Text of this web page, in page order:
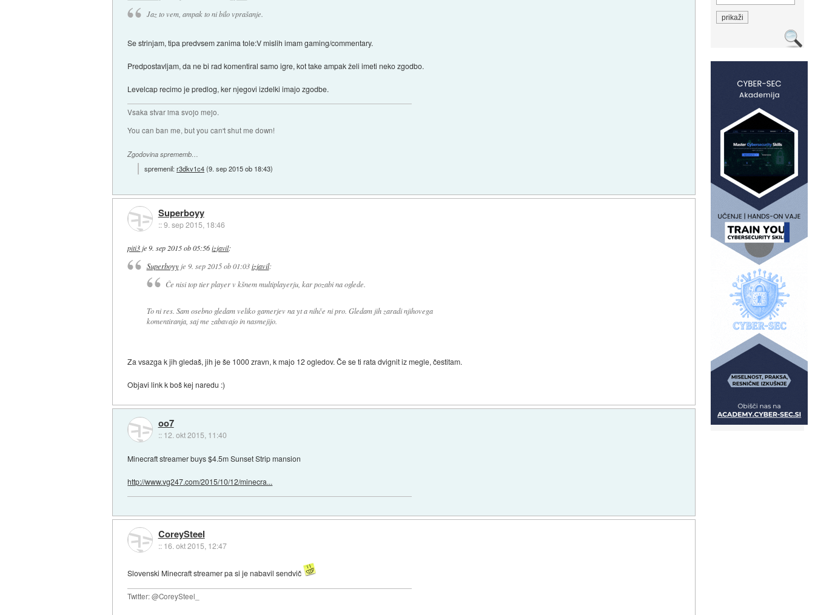
Jaz to vem, ampak to ni bilo vprašanje.
Se strinjam, tipa predvsem zanima tole:V mislih imam gaming/commentary.
Predpostavljam, da ne bi rad komentiral samo igre, kot take ampak želi imeti neko zgodbo.
Levelcap recimo je predlog, ker njegovi izdelki imajo zgodbe.
Vsaka stvar ima svojo mejo.
You can ban me, but you can't shut me down!
Zgodovina sprememb…
spremenil:r3dkv1c4(9. sep 2015 ob 18:43)
Superboyy
::9. sep 2015, 18:46
piti3 je 9. sep 2015 ob 05:56 izjavil:
Superboyyje 9. sep 2015 ob 01:03 izjavil:
Če nisi top tier player v kšnem multiplayerju, kar pozabi na oglede.
To ni res. Sam osebno gledam veliko gamerjev na yt a nihče ni pro. Gledam jih zaradi njihovega
komentiranja, saj me zabavajo in nasmejijo.
Za vsazga k jih gledaš, jih je še 1000 zravn, k majo 12 ogledov. Če se ti rata dvignit iz megle, čestitam.
Objavi link k boš kej naredu :)
oo7
:: 12. okt 2015, 11:40
Minecraft streamer buys $4.5m Sunset Strip mansion
http://www.vg247.com/2015/10/12/minecra...
CoreySteel
:: 16. okt 2015, 12:47
Slovenski Minecraft streamer pa si je nabavil sendvič
Twitter: @CoreySteel_